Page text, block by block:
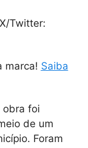
Twitter:
marca! Saiba
obra foi
de um
Foram